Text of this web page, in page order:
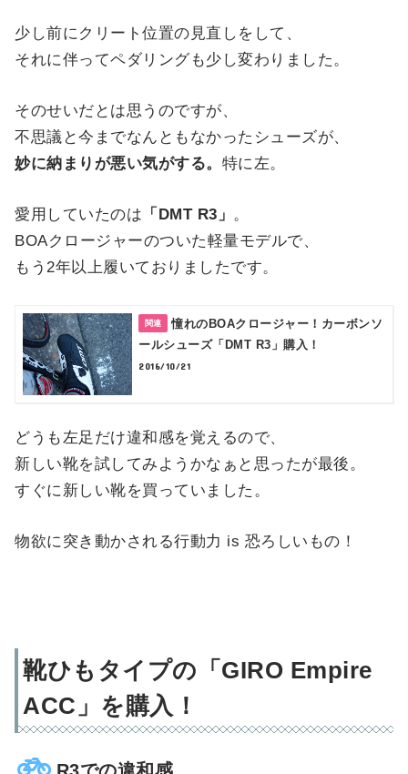
少し前にクリート位置の見直しをして、
それに伴ってペダリングも少し変わりました。
そのせいだとは思うのですが、
不思議と今までなんともなかったシューズが、
妙に納まりが悪い気がする。 特に左。
愛用していたのは 「DMT R3」 。
BOAクロージャーのついた軽量モデルで、
もう2年以上履いておりましたです。
憧れのBOAクロージャー！カーボンソ
ールシューズ「DMT R3」購入！
2016/10/21
どうも左足だけ違和感を覚えるので、
新しい靴を試してみようかなぁと思ったが最後。
すぐに新しい靴を買っていました。
物欲に突き動かされる行動力 is 恐ろしいもの！
靴ひもタイプの「GIRO Empire
ACC」を購入！